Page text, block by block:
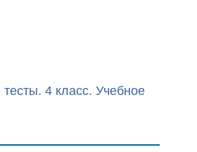
4 класс. Учебное